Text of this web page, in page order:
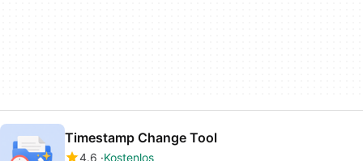
Timestamp Change Tool
4.6 Kostenlos